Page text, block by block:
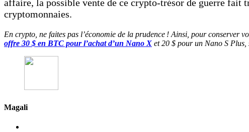
affaire, la possible vente de ce crypto-trésor de guerre fait
cryptomonnaies.
En crypto, ne faites pas l’économie de la prudence ! Ainsi, pour conserver
offre 30 $ en BTC pour l’achat d’un Nano X et 20 $ pour un Nano S
Magali